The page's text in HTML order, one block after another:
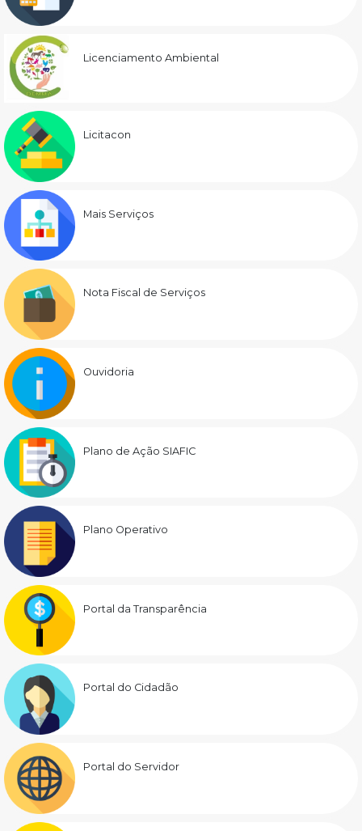
Licenciamento Ambiental
Licitacon
Mais Serviços
Nota Fiscal de Serviços
Ouvidoria
Plano de Ação SIAFIC
Plano Operativo
Portal da Transparência
Portal do Cidadão
Portal do Servidor